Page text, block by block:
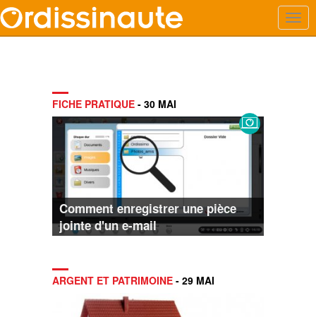
FICHE PRATIQUE - 30 MAI
Comment enregistrer une pièce
jointe d'un e-mail
ARGENT ET PATRIMOINE - 29 MAI